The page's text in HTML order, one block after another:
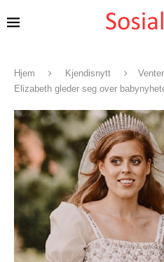
Hjem Kjendisnytt
Elizabeth gleder seg over